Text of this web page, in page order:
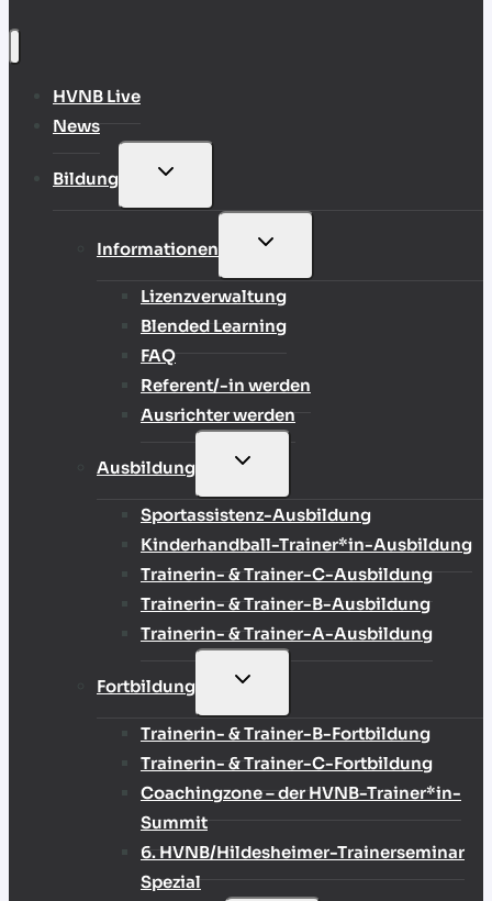
HVNB Live
News
Bildung
UNTERMENÜ
Informationen
UNTERMENÜ
Lizenzverwaltung
Blended Learning
FAQ
Referent/-in werden
Ausrichter werden
Ausbildung
UNTERMENÜ
Sportassistenz-Ausbildung
Kinderhandball-Trainer*in-Ausbildung
Trainerin- & Trainer-C-Ausbildung
Trainerin- & Trainer-B-Ausbildung
Trainerin- & Trainer-A-Ausbildung
Fortbildung
UNTERMENÜ
Trainerin- & Trainer-B-Fortbildung
Trainerin- & Trainer-C-Fortbildung
Coachingzone – der HVNB-Trainer*in-
Summit
6. HVNB/Hildesheimer-Trainerseminar
Spezial